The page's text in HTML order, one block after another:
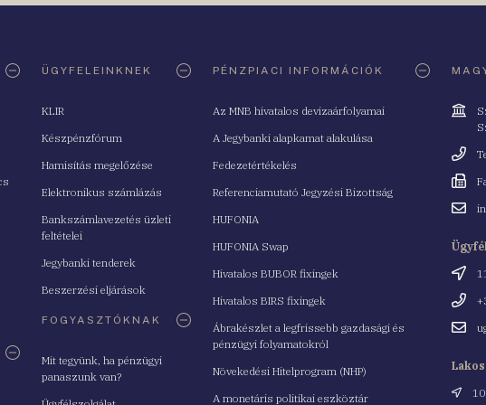
ÜGYFELEINKNEK
KLIR
Készpénzfórum
Hamisítás megelőzése
Elektronikus számlázás
Bankszámlavezetés üzleti
feltételei
Jegybanki tenderek
Beszerzési eljárások
FOGYASZTÓKNAK
Mit tegyünk, ha pénzügyi
panaszunk van?
PÉNZPIACI INFORMÁCIÓK
Az MNB hivatalos devizaárfolyamai
A Jegybanki alapkamat alakulása
Fedezetértékelés
Referenciamutató Jegyzési Bizottság
HUFONIA
HUFONIA Swap
Hivatalos BUBOR fixingek
Hivatalos BIRS fixingek
Ábrakészlet a legfrissebb gazdasági és
pénzügyi folyamatokról
Növekedési Hitelprogram (NHP)
A monetáris politikai eszköztár
Cím
Fax
Email
Cím
Email
Cím